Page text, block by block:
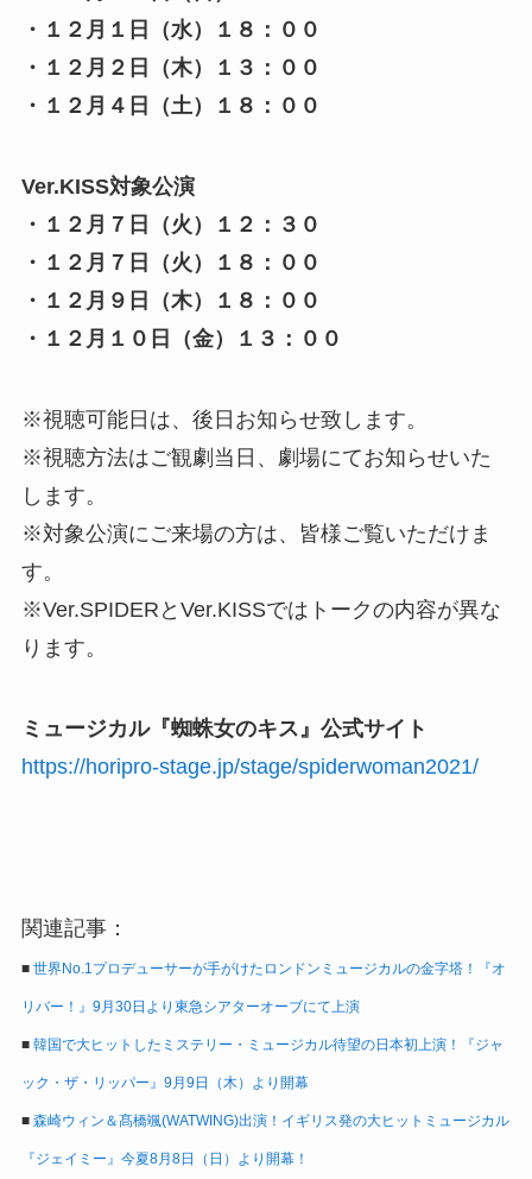
・１２月１日（水）１８：００
・１２月２日（木）１３：００
・１２月４日（土）１８：００
Ver.KISS対象公演
・１２月７日（火）１２：３０
・１２月７日（火）１８：００
・１２月９日（木）１８：００
・１２月１０日（金）１３：００
※視聴可能日は、後日お知らせ致します。
※視聴方法はご観劇当日、劇場にてお知らせいた
します。
※対象公演にご来場の方は、皆様ご覧いただけま
す。
※Ver.SPIDERとVer.KISSではトークの内容が異な
ります。
ミュージカル『蜘蛛女のキス』公式サイト
https://horipro-stage.jp/stage/spiderwoman2021/
関連記事：
■ 世界No.1プロデューサーが手がけたロンドンミュージカルの金字塔！『オ
リバー！』9月30日より東急シアターオーブにて上演
■ 韓国で大ヒットしたミステリー・ミュージカル待望の日本初上演！『ジャ
ック・ザ・リッパー』9月9日（木）より開幕
■ 森崎ウィン＆髙橋颯(WATWING)出演！イギリス発の大ヒットミュージカル
『ジェイミー』今夏8月8日（日）より開幕！